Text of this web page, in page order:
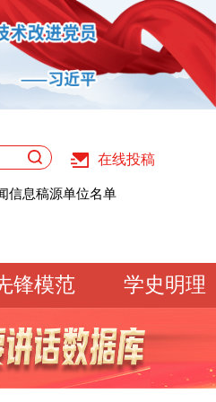
在线投稿
的声明
信息稿源单位名单
的声明
启事
事
锋模范
学史明理
文明实践